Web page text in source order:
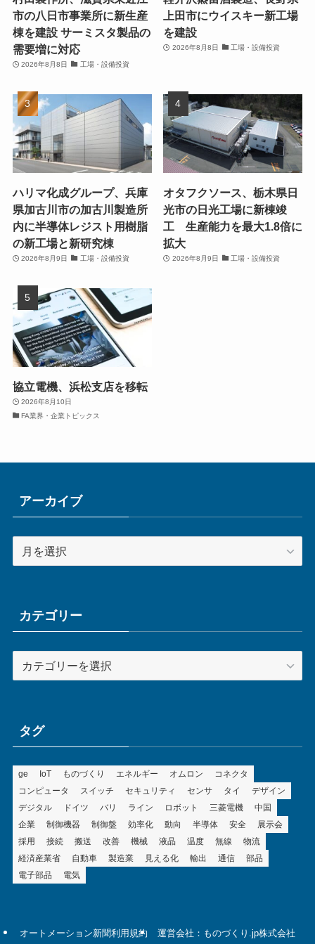
市の八日市事業所に新生産
棟を建設 サーミスタ製品の
需要増に対応
2026年8月8日 工場・設備投資
上田市にウイスキー新工場
を建設
2026年8月8日 工場・設備投資
ハリマ化成グループ、兵庫
県加古川市の加古川製造所
内に半導体レジスト用樹脂
の新工場と新研究棟
2026年8月9日 工場・設備投資
オタフクソース、栃木県日
光市の日光工場に新棟竣
工 生産能力を最大1.8倍に
拡大
2026年8月9日 工場・設備投資
協立電機、浜松支店を移転
2026年8月10日
FA業界・企業トピックス
アーカイブ
ー
ブカテゴリー
テ
ータグ
ge IoT ものづくり エネルギー オムロン
コネクタ
コンピュータ
スイッチ セキュリティ センサ タイ
デザイン
デジタル
ドイツ バリ ライン ロボット 三菱電機
中国
企業
制御機器 制御盤 効率化 動向 半導体 安全
展示会
採用
接続 搬送 改善 機械 液晶 温度 無線
物流
経済産業省
自動車 製造業 見える化 輸出 通信
部品
電子部品
電気
オートメーション新聞利用規約 運営会社：ものづくり.jp株式会社